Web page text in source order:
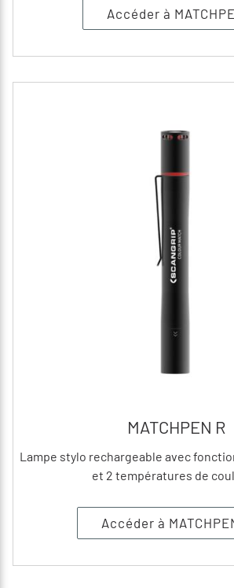
Accéder à
MATCHPEN R
Lampe stylo rechargeable avec
et 2 températures de
Accéder à